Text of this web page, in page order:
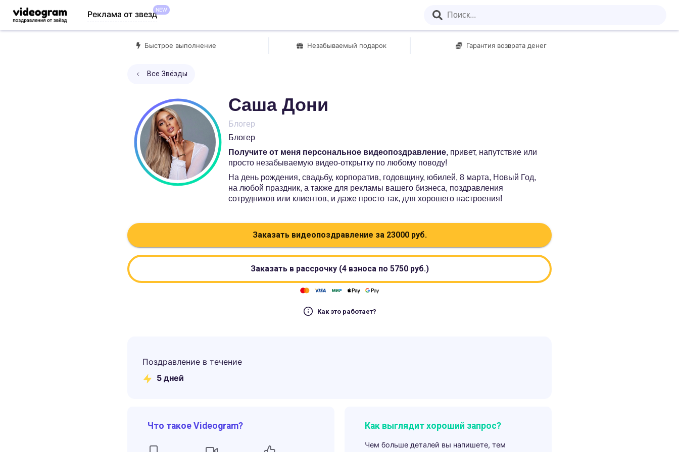
Реклама от звездNEW
Быстрое выполнение Незабываемый подарок Гарантия возврата денег
Все Звёзды
Саша Дони
Блогер
Блогер
Получите от меня персональное видеопоздравление, привет, напутствие или
просто незабываемую видео-открытку по любому поводу!
На день рождения, свадьбу, корпоратив, годовщину, юбилей, 8 марта, Новый Год,
на любой праздник, а также для рекламы вашего бизнеса, поздравления
сотрудников или клиентов, и даже просто так, для хорошего настроения!
Заказать видеопоздравление за 23000руб.
Заказать в рассрочку (4 взноса по 5750руб.)
Как это работает?
Поздравление в течение
5 дней
Что такое Videogram? Как выглядит хороший запрос?
Чем больше деталей вы напишете, тем